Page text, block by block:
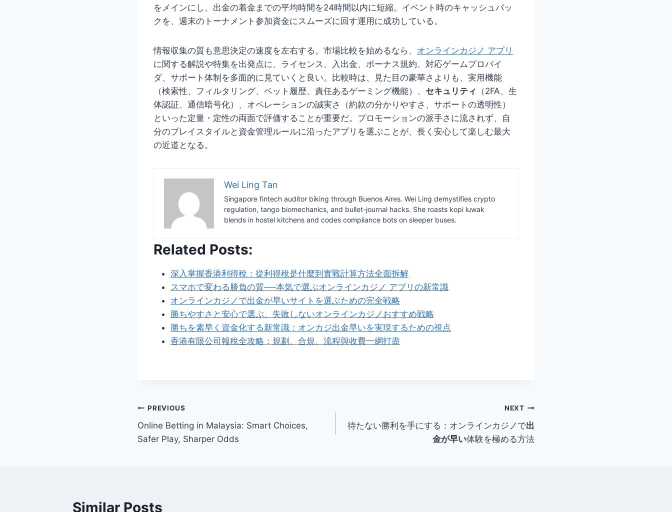
をメインにし、出金の着金までの平均時間を24時間以内に短縮。イベント時のキャッシュバッ
クを、週末のトーナメント参加資金にスムーズに回す運用に成功している。
情報収集の質も意思決定の速度を左右する。市場比較を始めるなら、 オンラインカジノ アプリ
に関する解説や特集を出発点に、ライセンス、入出金、ボーナス規約、対応ゲームプロバイ
ダ、サポート体制を多面的に見ていくと良い。比較時は、見た目の豪華さよりも、実用機能
（検索性、フィルタリング、ベット履歴、責任あるゲーミング機能）、 セキュリティ （2FA、生
体認証、通信暗号化）、オペレーションの誠実さ（約款の分かりやすさ、サポートの透明性）
といった定量・定性の両面で評価することが重要だ。プロモーションの派手さに流されず、自
分のプレイスタイルと資金管理ルールに沿ったアプリを選ぶことが、長く安心して楽しむ最大
の近道となる。
Wei Ling Tan
Singapore fintech auditor biking through Buenos Aires. Wei Ling demystifies crypto
regulation, tango biomechanics, and bullet-journal hacks. She roasts kopi luwak
blends in hostel kitchens and codes compliance bots on sleeper buses.
Related Posts:
深入掌握香港利得稅：從利得稅是什麼到實戰計算方法全面拆解
スマホで変わる勝負の質──本気で選ぶオンラインカジノ アプリの新常識
オンラインカジノで出金が早いサイトを選ぶための完全戦略
勝ちやすさと安心で選ぶ、失敗しないオンラインカジノおすすめ戦略
勝ちを素早く資金化する新常識：オンカジ出金早いを実現するための視点
香港有限公司報稅全攻略：規劃、合規、流程與收費一網打盡
Post
navigation
PREVIOUS
Online Betting in Malaysia: Smart Choices,
Safer Play, Sharper Odds
NEXT
待たない勝利を手にする：オンラインカジノで出
金が早い体験を極める方法
Similar Posts